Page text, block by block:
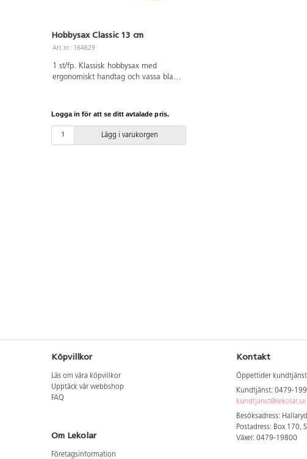
Hobbysax Classic 13 cm
Art.nr: 164629
1 st/fp. Klassisk hobbysax med
ergonomiskt handtag och vassa blad i
för både höger- och vänsterhänta.
Tillverkad i rostfritt stål och PBT. Tål
maskindisk.
Logga in för att se ditt avtalade pris.
Lägg i varukorgen
Köpvillkor
Läs om våra köpvillkor
Upptäck vår webbshop
FAQ
Om Lekolar
Företagsinformation
Kontakt
Öppettider
Kundtjänst: 0479-
kundtjanst@lekolar.se
Besöksadress:
Postadress: Box 170,
Växel: 0479-19800